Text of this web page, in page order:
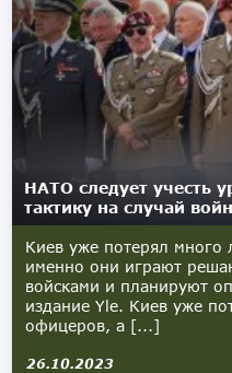
НАТО следует учесть
тактику на случай
Киев уже потерял
именно они играют
войсками и планируют
издание Yle. Киев уже
офицеров, а [...]
26.10.2023